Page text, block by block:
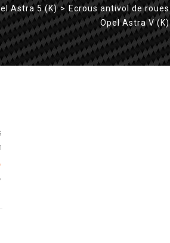
Astra 5 (K) > Ecrous antivol de roues
Opel Astra V (K)